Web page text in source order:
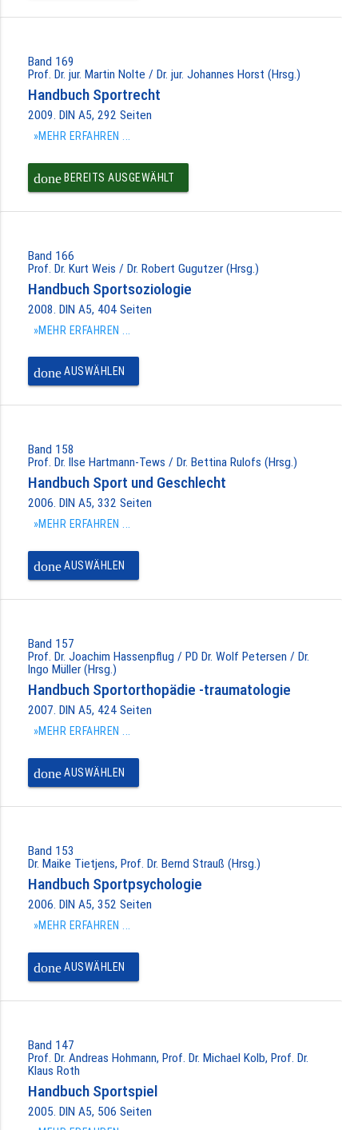
Band 169
Prof. Dr. jur. Martin Nolte / Dr. jur. Johannes Horst (Hrsg.)
Handbuch Sportrecht
2009. DIN A5, 292 Seiten
»MEHR ERFAHREN ...
doneBEREITS AUSGEWÄHLT
Band 166
Prof. Dr. Kurt Weis / Dr. Robert Gugutzer (Hrsg.)
Handbuch Sportsoziologie
2008. DIN A5, 404 Seiten
»MEHR ERFAHREN ...
doneAUSWÄHLEN
Band 158
Prof. Dr. Ilse Hartmann-Tews / Dr. Bettina Rulofs (Hrsg.)
Handbuch Sport und Geschlecht
2006. DIN A5, 332 Seiten
»MEHR ERFAHREN ...
doneAUSWÄHLEN
Band 157
Prof. Dr. Joachim Hassenpflug / PD Dr. Wolf Petersen / Dr.
Ingo Müller (Hrsg.)
Handbuch Sportorthopädie -traumatologie
2007. DIN A5, 424 Seiten
»MEHR ERFAHREN ...
doneAUSWÄHLEN
Band 153
Dr. Maike Tietjens, Prof. Dr. Bernd Strauß (Hrsg.)
Handbuch Sportpsychologie
2006. DIN A5, 352 Seiten
»MEHR ERFAHREN ...
doneAUSWÄHLEN
Band 147
Prof. Dr. Andreas Hohmann, Prof. Dr. Michael Kolb, Prof. Dr.
Klaus Roth
Handbuch Sportspiel
2005. DIN A5, 506 Seiten